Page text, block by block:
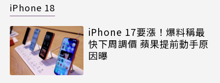
iPhone 18
iPhone 17要漲！爆料稱最
快下周調價 蘋果提前動手原
因曝